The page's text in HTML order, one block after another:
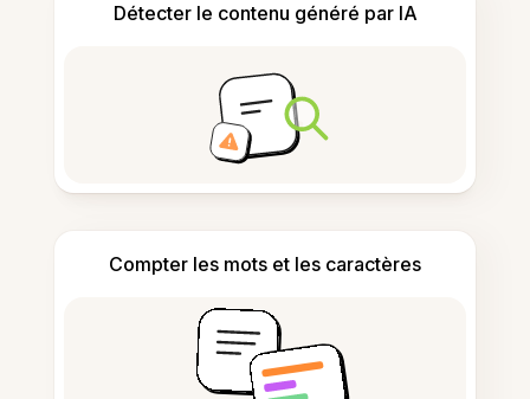
Détecter le contenu généré par IA
Compter les mots et les caractères